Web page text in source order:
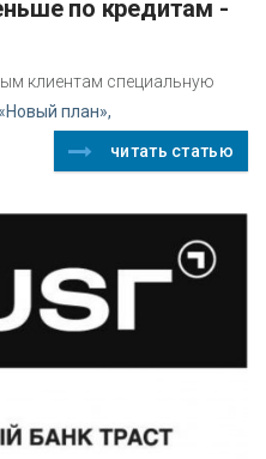
по кредитам -
клиентам специальную
план»,
читать статью